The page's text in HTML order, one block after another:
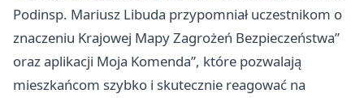
Podinsp. Mariusz Libuda przypomniał uczestnikom o
znaczeniu Krajowej Mapy Zagrożeń Bezpieczeństwa”
oraz aplikacji Moja Komenda”, które pozwalają
mieszkańcom szybko i skutecznie reagować na